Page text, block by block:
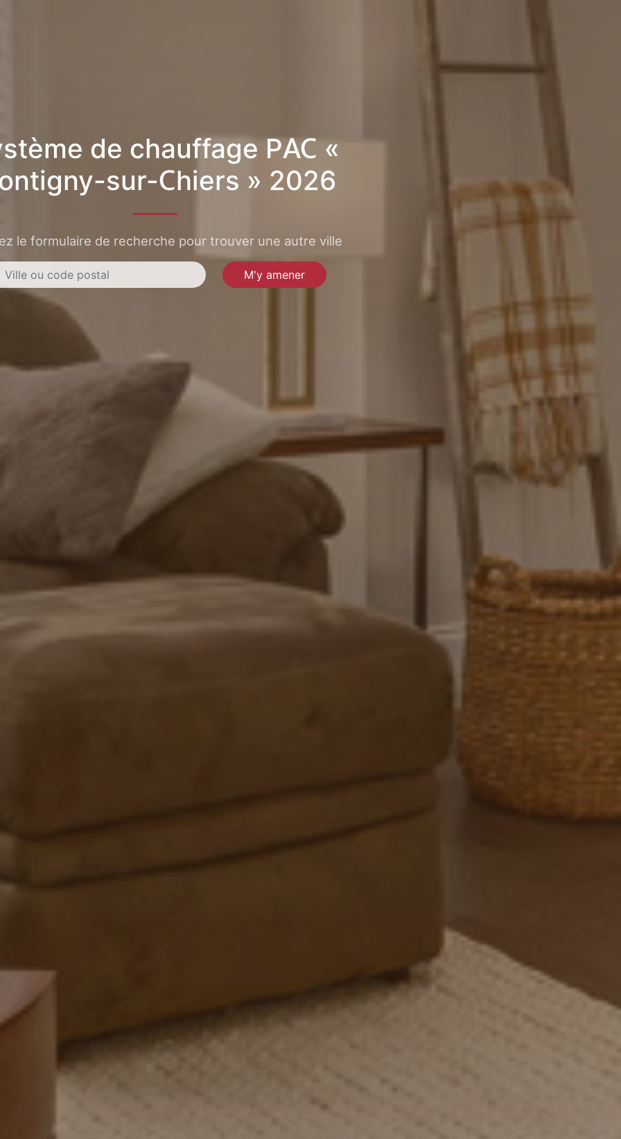
de chauffage PAC «
sur-Chiers » 2026
le formulaire de recherche pour trouver une autre ville
M'y amener